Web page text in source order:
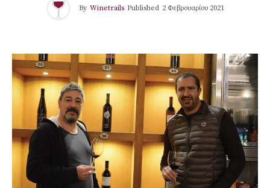
By Winetrails Published 2 Φεβρουαρίου 2021